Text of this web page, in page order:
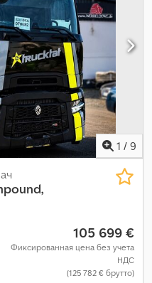
1 / 9
105 699 €
Фиксированная цена без учета
НДС
(125 782 € брутто)